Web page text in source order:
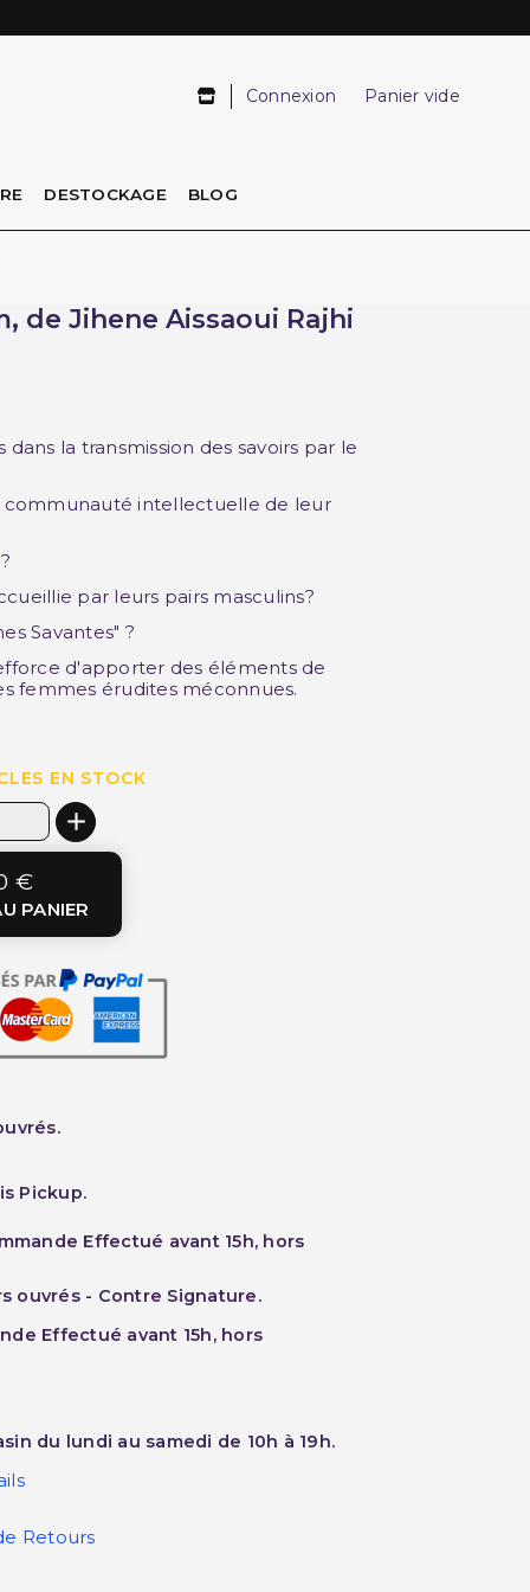
Connexion Panier vide
DESTOCKAGE BLOG
de Jihene Aissaoui Rajhi
la transmission des savoirs par le
communauté intellectuelle de leur
par leurs pairs masculins?
Savantes" ?
d'apporter des éléments de
femmes érudites méconnues.
EN STOCK
€
PANIER
Pickup.
Effectué avant 15h, hors
ouvrés - Contre Signature.
Effectué avant 15h, hors
du lundi au samedi de 10h à 19h.
Retours